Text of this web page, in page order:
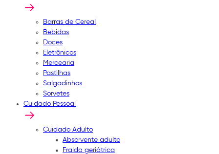
Barras de Cereal
Bebidas
Doces
Eletrônicos
Mercearia
Pastilhas
Salgadinhos
Sorvetes
Cuidado Pessoal
Cuidado Adulto
Absorvente adulto
Fralda geriátrica